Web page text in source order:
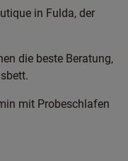
in Fulda, der
die beste Beratung,
mit Probeschlafen